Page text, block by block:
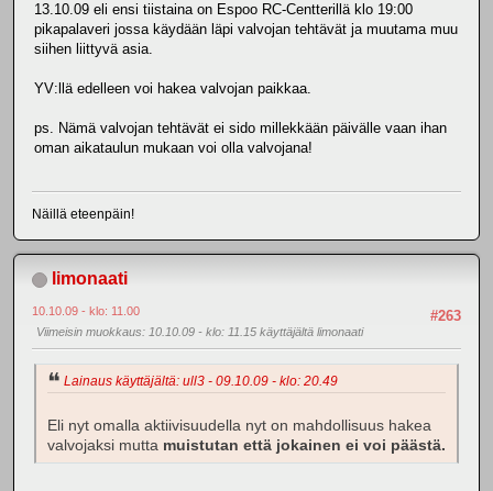
13.10.09 eli ensi tiistaina on Espoo RC-Centterillä klo 19:00
pikapalaveri jossa käydään läpi valvojan tehtävät ja muutama muu
siihen liittyvä asia.
YV:llä edelleen voi hakea valvojan paikkaa.
ps. Nämä valvojan tehtävät ei sido millekkään päivälle vaan ihan
oman aikataulun mukaan voi olla valvojana!
Näillä eteenpäin!
limonaati
#263
10.10.09 - klo: 11.00
Viimeisin muokkaus: 10.10.09 - klo: 11.15 käyttäjältä limonaati
Lainaus käyttäjältä: ull3 - 09.10.09 - klo: 20.49
Eli nyt omalla aktiivisuudella nyt on mahdollisuus hakea
valvojaksi mutta muistutan että jokainen ei voi päästä.